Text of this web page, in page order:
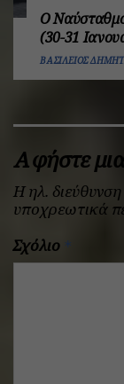
Ο
(30-31
ΒΑΣΊΛΕΙΟΣ
Αφήστε
Η ηλ.
υποχρεωτικά
Σχόλιο *